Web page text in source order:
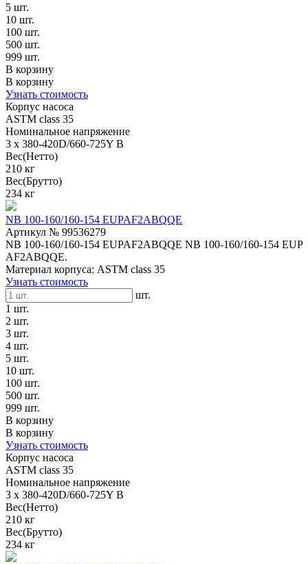
5 шт.
10 шт.
100 шт.
500 шт.
999 шт.
В корзину
В корзину
Узнать стоимость
Корпус насоса
ASTM class 35
Номинальное напряжение
3 x 380-420D/660-725Y В
Вес(Нетто)
210 кг
Вес(Брутто)
234 кг
NB 100-160/160-154 EUPAF2ABQQE
Артикул № 99536279
NB 100-160/160-154 EUPAF2ABQQE NB 100-160/160-154 EUP
AF2ABQQE.
Материал корпуса: ASTM class 35
Узнать стоимость
шт.
1 шт.
2 шт.
3 шт.
4 шт.
5 шт.
10 шт.
100 шт.
500 шт.
999 шт.
В корзину
В корзину
Узнать стоимость
Корпус насоса
ASTM class 35
Номинальное напряжение
3 x 380-420D/660-725Y В
Вес(Нетто)
210 кг
Вес(Брутто)
234 кг